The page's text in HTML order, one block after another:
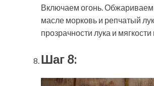
Включаем огонь. Обжариваем
масле морковь и репчатый
прозрачности лука и
Шаг 8: